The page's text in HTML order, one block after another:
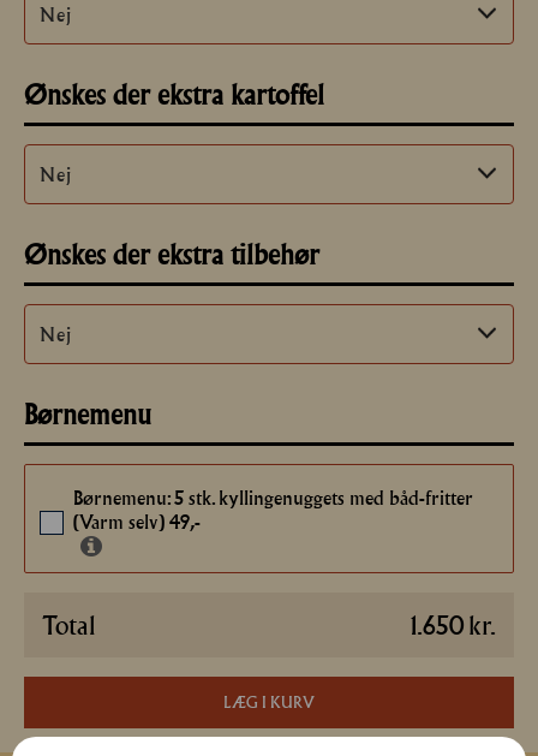
Ønskes der ekstra kartoffel
Ønskes der ekstra tilbehør
Børnemenu
Børnemenu: 5 stk. kyllingenuggets med båd-fritter
(Varm selv) 49,-
Total 1.650 kr.
LÆG I KURV